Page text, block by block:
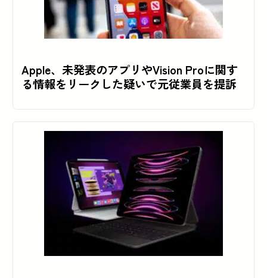
Apple、未発表のアプリやVision Proに関す
る情報をリークした疑いで元従業員を提訴